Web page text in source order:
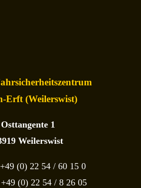
Erft (Weilerswist)
Osttangente 1
Weilerswist
(0) 22 54 / 60 15 0
(0) 22 54 / 8 26 05